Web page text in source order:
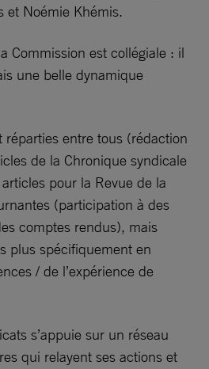
et Noémie Khémis.
Commission est collégiale : il
une belle dynamique
réparties entre tous (rédaction
de la Chronique syndicale
pour la Revue de la
(participation à des
comptes rendus), mais
plus spécifiquement en
/ de l’expérience de
s’appuie sur un réseau
qui relayent ses actions et